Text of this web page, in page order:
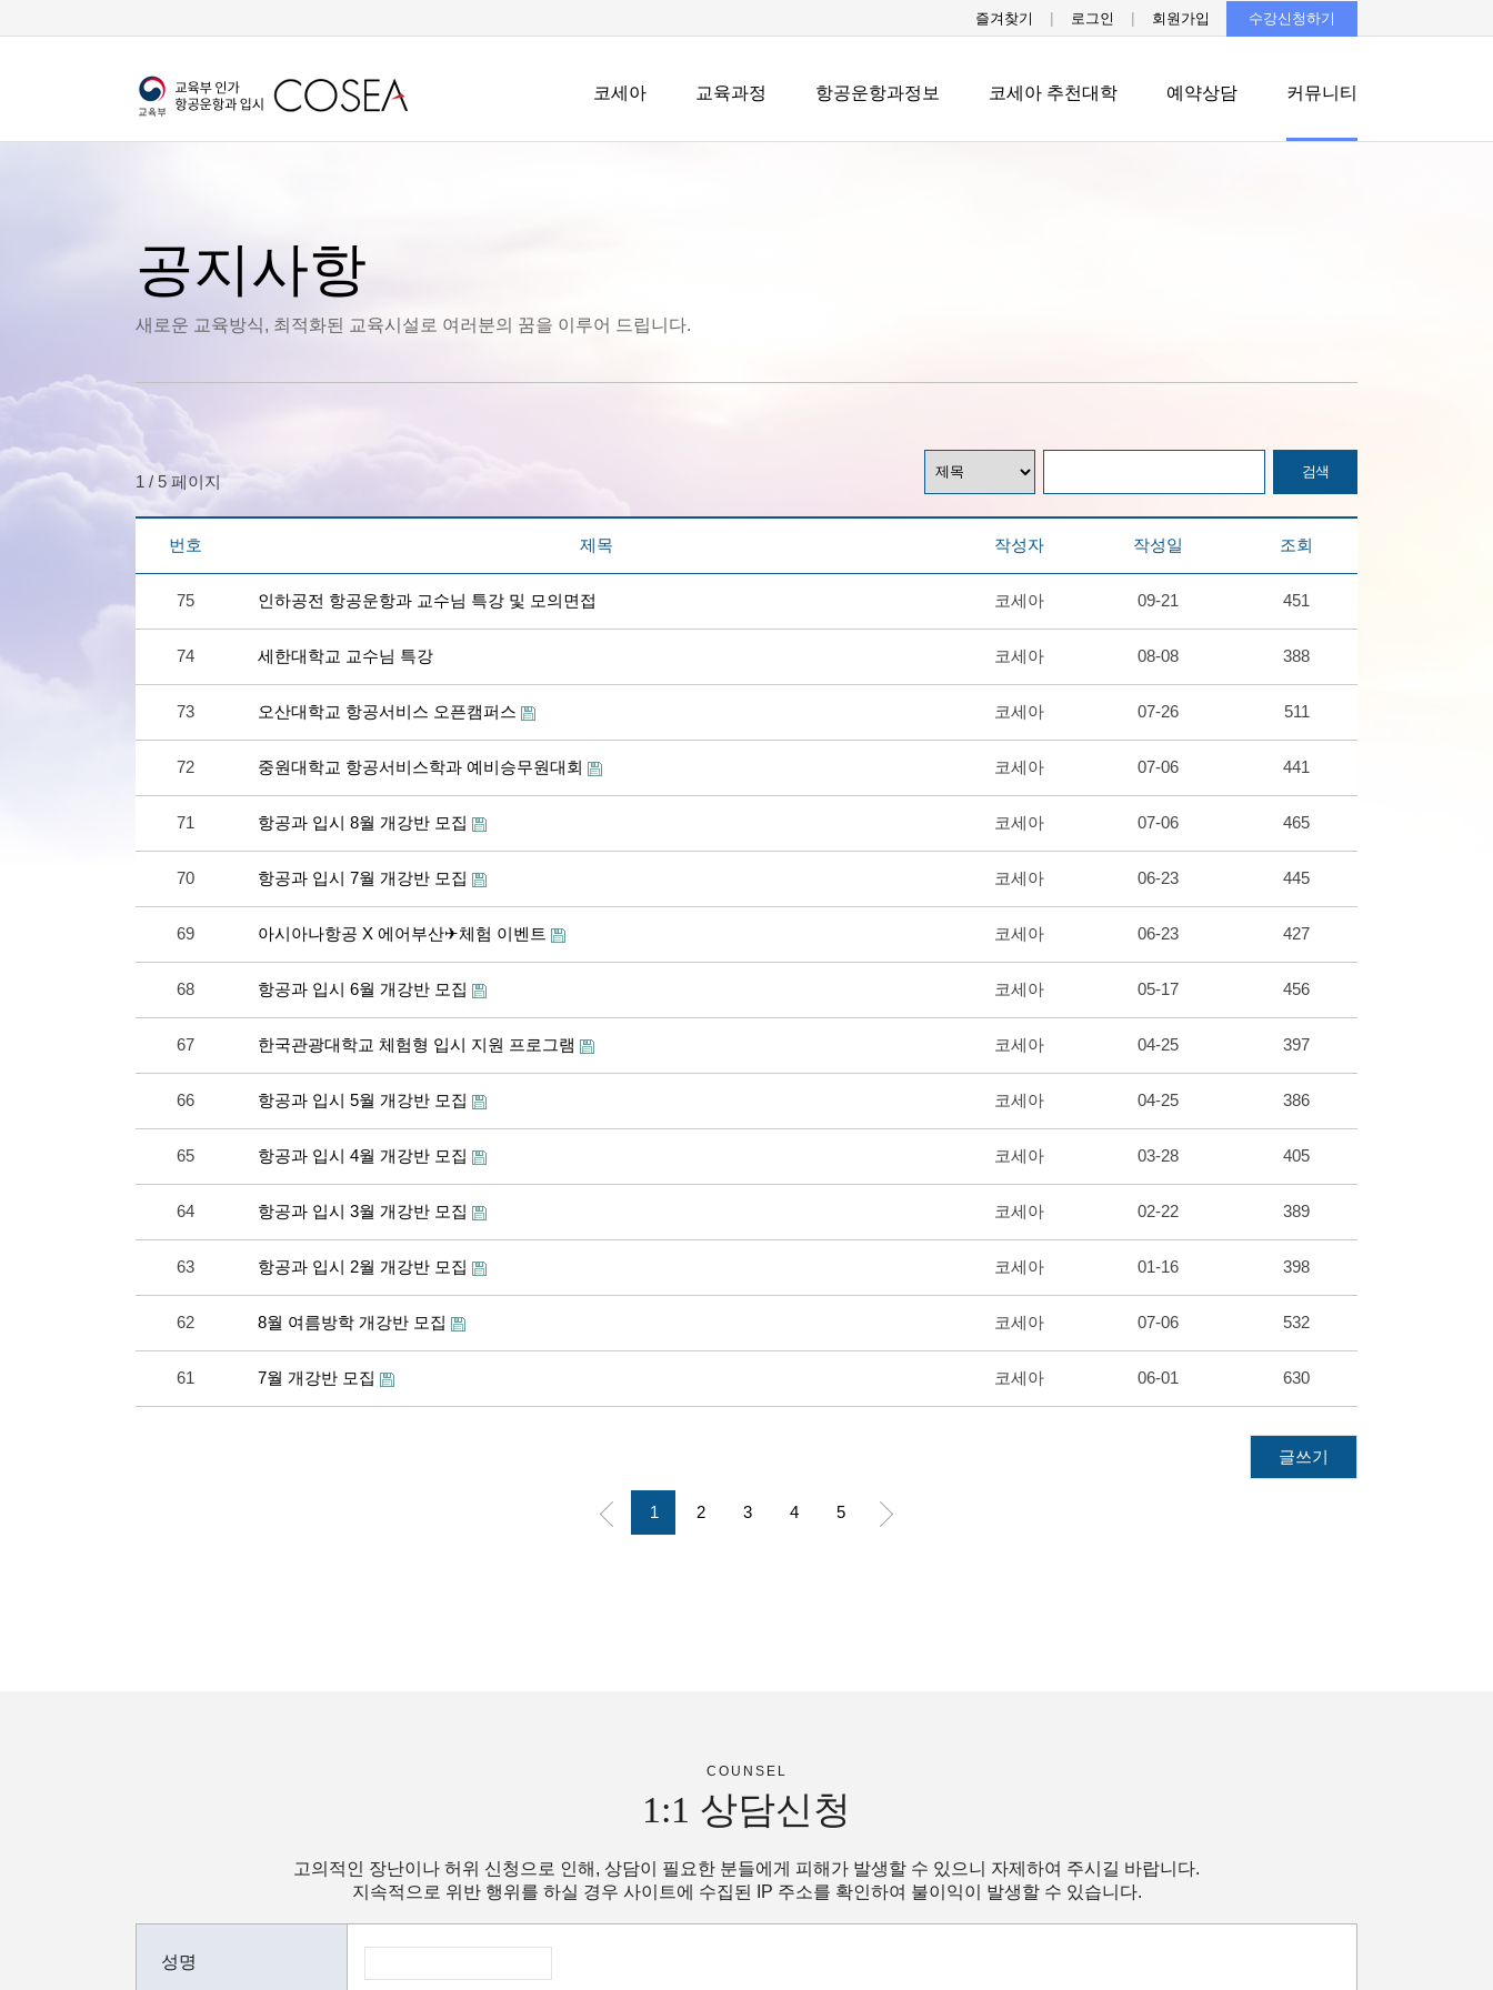
즐겨찾기 | 로그인 | 회원가입 수강신청하기
코세아 교육과정 항공운항과정보 코세아 추천대학 예약상담 커뮤니티
공지사항
새로운 교육방식, 최적화된 교육시설로 여러분의 꿈을 이루어 드립니다.
1 / 5 페이지
번호 제목 작성자 작성일 조회
75 인하공전 항공운항과 교수님 특강 및 모의면접 코세아 09-21 451
74 세한대학교 교수님 특강 코세아 08-08 388
73 오산대학교 항공서비스 오픈캠퍼스 코세아 07-26 511
72 중원대학교 항공서비스학과 예비승무원대회 코세아 07-06 441
71 항공과 입시 8월 개강반 모집 코세아 07-06 465
70 항공과 입시 7월 개강반 모집 코세아 06-23 445
69 아시아나항공 X 에어부산✈체험 이벤트 코세아 06-23 427
68 항공과 입시 6월 개강반 모집 코세아 05-17 456
67 한국관광대학교 체험형 입시 지원 프로그램 코세아 04-25 397
66 항공과 입시 5월 개강반 모집 코세아 04-25 386
65 항공과 입시 4월 개강반 모집 코세아 03-28 405
64 항공과 입시 3월 개강반 모집 코세아 02-22 389
63 항공과 입시 2월 개강반 모집 코세아 01-16 398
62 8월 여름방학 개강반 모집 코세아 07-06 532
61 7월 개강반 모집 코세아 06-01 630
글쓰기
1 2 3 4 5
COUNSEL
1:1 상담신청
고의적인 장난이나 허위 신청으로 인해, 상담이 필요한 분들에게 피해가 발생할 수 있으니 자제하여 주시길 바랍니다.
지속적으로 위반 행위를 하실 경우 사이트에 수집된 IP 주소를 확인하여 불이익이 발생할 수 있습니다.
성명